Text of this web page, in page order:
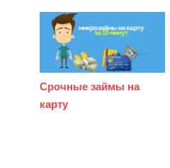
Срочные займы на
карту